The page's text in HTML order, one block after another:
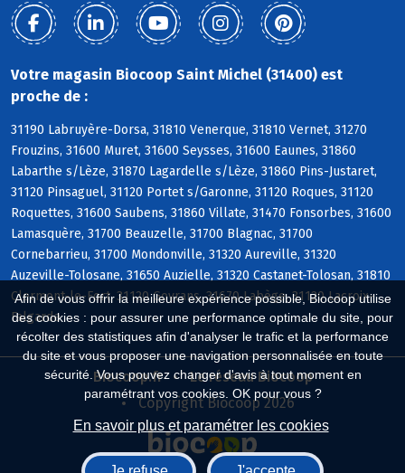
Afin de vous offrir la meilleure expérience possible, Biocoop utilise
des cookies : pour assurer une performance optimale du site, pour
récolter des statistiques afin d'analyser le trafic et la performance
du site et vous proposer une navigation personnalisée en toute
sécurité. Vous pouvez changer d'avis à tout moment en
paramétrant vos cookies. OK pour vous ?
En savoir plus et paramétrer les cookies
Votre magasin Biocoop Saint Michel (31400) est
proche de :
31190 Labruyère-Dorsa, 31810 Venerque, 31810 Vernet, 31270
Frouzins, 31600 Muret, 31600 Seysses, 31600 Eaunes, 31860
Labarthe s/Lèze, 31870 Lagardelle s/Lèze, 31860 Pins-Justaret,
31120 Pinsaguel, 31120 Portet s/Garonne, 31120 Roques, 31120
Roquettes, 31600 Saubens, 31860 Villate, 31470 Fonsorbes, 31600
Lamasquère, 31700 Beauzelle, 31700 Blagnac, 31700
Cornebarrieu, 31700 Mondonville, 31320 Aureville, 31320
Auzeville-Tolosane, 31650 Auzielle, 31320 Castanet-Tolosan, 31810
Clermont-le-Fort, 31120 Goyrans, 31670 Labège, 31120 Lacroix-
Falgarde
Biocoop.fr
Le réseau Biocoop
Copyright Biocoop 2026